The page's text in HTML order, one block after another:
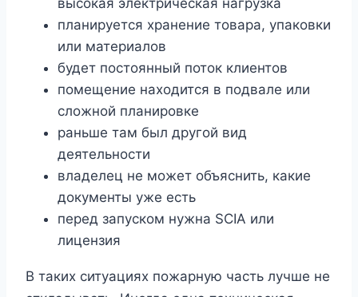
планируется хранение товара, упаковки
или материалов
будет постоянный поток клиентов
помещение находится в подвале или
сложной планировке
раньше там был другой вид
деятельности
владелец не может объяснить, какие
документы уже есть
перед запуском нужна SCIA или
лицензия
В таких ситуациях пожарную часть лучше не